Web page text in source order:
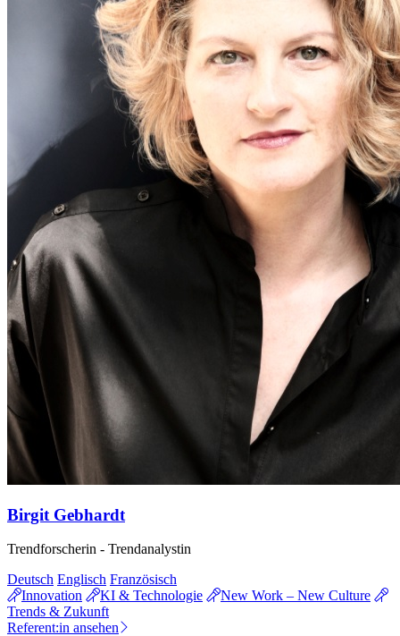
Birgit Gebhardt
Trendforscherin - Trendanalystin
Deutsch Englisch Französisch
Innovation
KI & Technologie
New Work – New Culture
Trends & Zukunft
Referent:in ansehen